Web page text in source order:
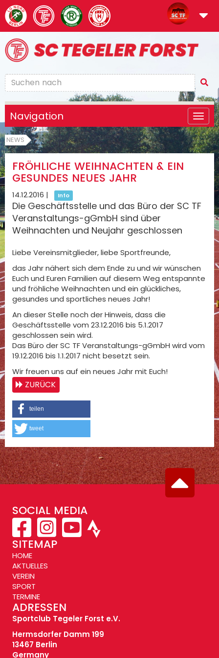
Navigation
NEWS
FRÖHLICHE WEIHNACHTEN & EIN
GESUNDES NEUES JAHR
14.12.2016 | Info
Die Geschäftsstelle und das Büro der SC TF
Veranstaltungs-gGmbH sind über
Weihnachten und Neujahr geschlossen
Liebe Vereinsmitglieder, liebe Sportfreunde,
das Jahr nähert sich dem Ende zu und wir wünschen
Euch und Euren Familien auf diesem Weg entspannte
und fröhliche Weihnachten und ein glückliches,
gesundes und sportliches neues Jahr!
An dieser Stelle noch der Hinweis, dass die
Geschäftsstelle vom 23.12.2016 bis 5.1.2017
geschlossen sein wird.
Das Büro der SC TF Veranstaltungs-gGmbH wird vom
19.12.2016 bis 1.1.2017 nicht besetzt sein.
Wir freuen uns auf ein neues Jahr mit Euch!
ZURÜCK
teilen
tweet
SOCIAL MEDIA
SITEMAP
HOME
AKTUELLES
VEREIN
SPORT
TERMINE
ADRESSEN
Sportclub Tegeler Forst e.V.
Hermsdorfer Damm 199
13467 Berlin
Germany